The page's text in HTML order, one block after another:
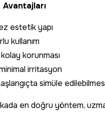
Avantajları
estetik yapı
kullanım
korunması
irritasyon
simüle
en doğru yöntem,